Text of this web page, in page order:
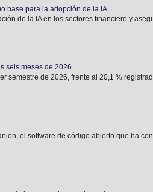
base para la adopción de la IA
de la IA en los sectores financiero y
seis meses de 2026
de 2026, frente al 20,1 %
el software de código abierto que ha